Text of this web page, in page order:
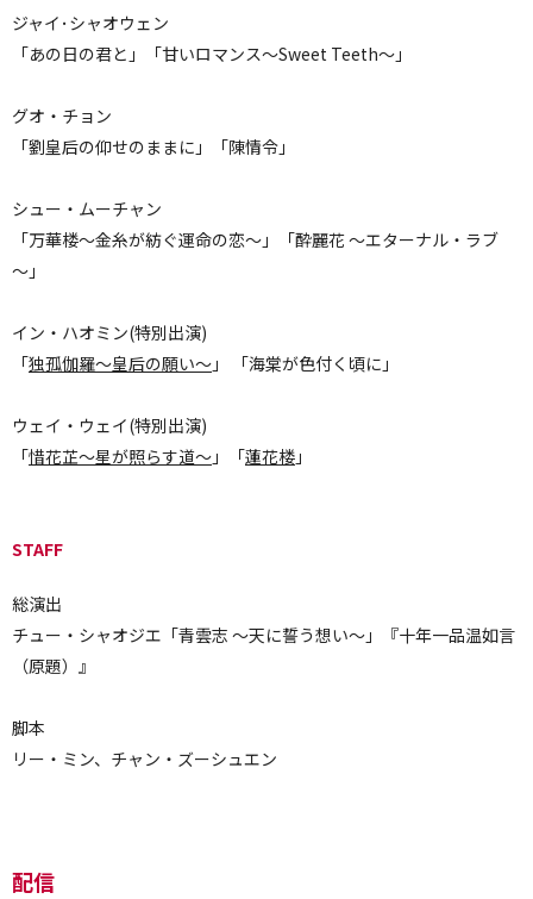
ジャイ･シャオウェン
「あの日の君と」「甘いロマンス～Sweet Teeth～」
グオ・チョン
「劉皇后の仰せのままに」「陳情令」
シュー・ムーチャン
「万華楼～金糸が紡ぐ運命の恋～」「酔麗花 ～エターナル・ラブ
～」
イン・ハオミン(特別出演)
「独孤伽羅〜皇后の願い～ 」 「海棠が色付く頃に」
ウェイ・ウェイ(特別出演)
「惜花芷～星が照らす道～ 」「蓮花楼 」
STAFF
総演出
チュー・シャオジエ「青雲志 ～天に誓う想い～」『十年一品温如言
（原題）』
脚本
リー・ミン、チャン・ズーシュエン
配信